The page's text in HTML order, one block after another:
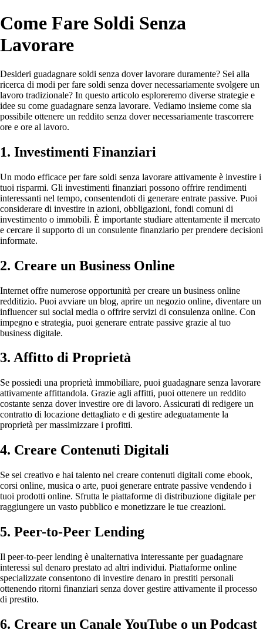
Come Fare Soldi Senza
Lavorare
Desideri guadagnare soldi senza dover lavorare duramente? Sei alla
ricerca di modi per fare soldi senza dover necessariamente svolgere un
lavoro tradizionale? In questo articolo esploreremo diverse strategie e
idee su come guadagnare senza lavorare. Vediamo insieme come sia
possibile ottenere un reddito senza dover necessariamente trascorrere
ore e ore al lavoro.
1. Investimenti Finanziari
Un modo efficace per fare soldi senza lavorare attivamente è investire i
tuoi risparmi. Gli investimenti finanziari possono offrire rendimenti
interessanti nel tempo, consentendoti di generare entrate passive. Puoi
considerare di investire in azioni, obbligazioni, fondi comuni di
investimento o immobili. È importante studiare attentamente il mercato
e cercare il supporto di un consulente finanziario per prendere decisioni
informate.
2. Creare un Business Online
Internet offre numerose opportunità per creare un business online
redditizio. Puoi avviare un blog, aprire un negozio online, diventare un
influencer sui social media o offrire servizi di consulenza online. Con
impegno e strategia, puoi generare entrate passive grazie al tuo
business digitale.
3. Affitto di Proprietà
Se possiedi una proprietà immobiliare, puoi guadagnare senza lavorare
attivamente affittandola. Grazie agli affitti, puoi ottenere un reddito
costante senza dover investire ore di lavoro. Assicurati di redigere un
contratto di locazione dettagliato e di gestire adeguatamente la
proprietà per massimizzare i profitti.
4. Creare Contenuti Digitali
Se sei creativo e hai talento nel creare contenuti digitali come ebook,
corsi online, musica o arte, puoi generare entrate passive vendendo i
tuoi prodotti online. Sfrutta le piattaforme di distribuzione digitale per
raggiungere un vasto pubblico e monetizzare le tue creazioni.
5. Peer-to-Peer Lending
Il peer-to-peer lending è unalternativa interessante per guadagnare
interessi sul denaro prestato ad altri individui. Piattaforme online
specializzate consentono di investire denaro in prestiti personali
ottenendo ritorni finanziari senza dover gestire attivamente il processo
di prestito.
6. Creare un Canale YouTube o un Podcast